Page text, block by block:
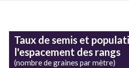
Taux de semis et
l'espacement des rangs
(nombre de graines par mètre)